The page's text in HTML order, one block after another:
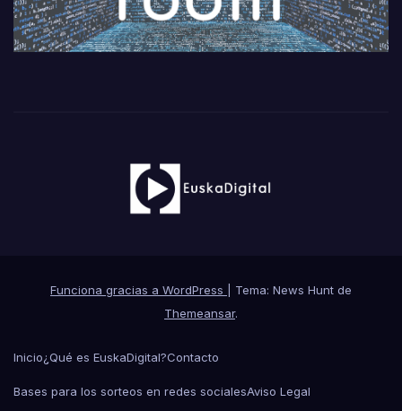
Funciona gracias a WordPress
Tema: News Hunt de
Themeansar.
Inicio¿Qué es EuskaDigital?Contacto
Bases para los sorteos en redes socialesAviso Legal